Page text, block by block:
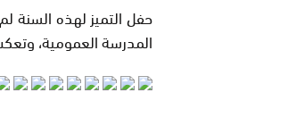
حفل التميز لهذه السنة
المدرسة العمومية،